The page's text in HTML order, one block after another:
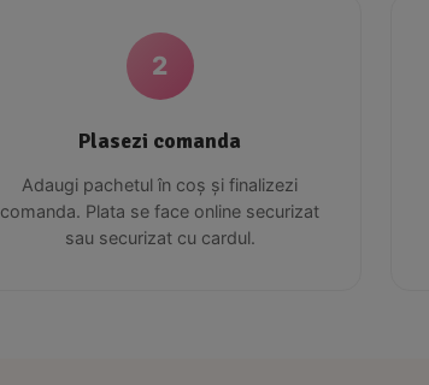
2
Plasezi comanda
Adaugi pachetul în coș și finalizezi
comanda. Plata se face online securizat
sau securizat cu cardul.